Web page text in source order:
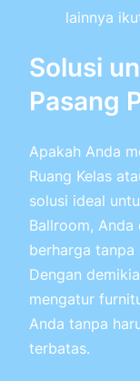
lainnya
Solusi
Pasang
Apakah Anda
Ruang Kelas
solusi ideal
Ballroom,
berharga tanpa
Dengan
mengatur
Anda tanpa
terbatas.